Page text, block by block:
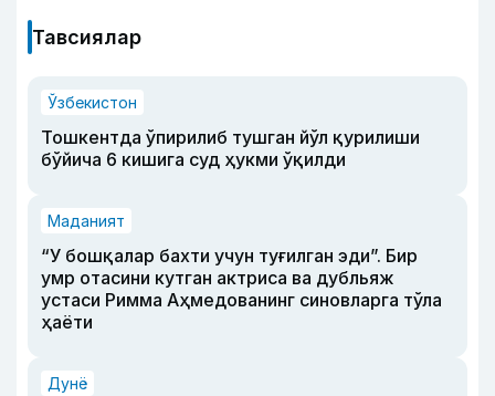
Тавсиялар
Ўзбекистон
Тошкентда ўпирилиб тушган йўл қурилиши
бўйича 6 кишига суд ҳукми ўқилди
Маданият
“У бошқалар бахти учун туғилган эди”. Бир
умр отасини кутган актриса ва дубльяж
устаси Римма Аҳмедованинг синовларга тўла
ҳаёти
Дунё